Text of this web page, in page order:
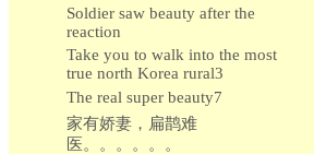
Soldier saw beauty after the
reaction
Take you to walk into the most
true north Korea rural3
The real super beauty7
家有娇妻，扁鹊难
医。。。。。。